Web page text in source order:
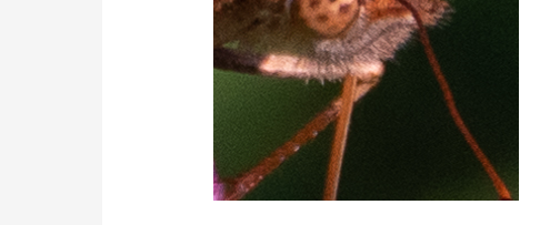
Argynne
de
l’Atlantique